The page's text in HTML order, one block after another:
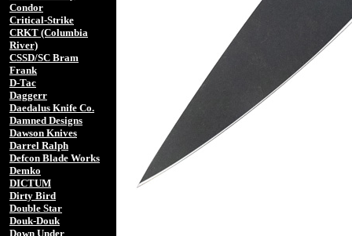
Condor
Critical-Strike
CRKT (Columbia
River)
CSSD/SC Bram
Frank
D-Tac
Daggerr
Daedalus Knife Co.
Damned Designs
Dawson Knives
Darrel Ralph
Defcon Blade Works
Demko
DICTUM
Dirty Bird
Double Star
Douk-Douk
Down Under